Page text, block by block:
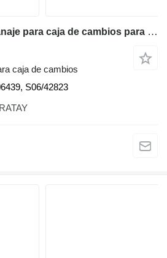
ZF 4475306439 engranaje para caja de cambios para Hidromek retroexcavadora
caja de cambios
S06/42823